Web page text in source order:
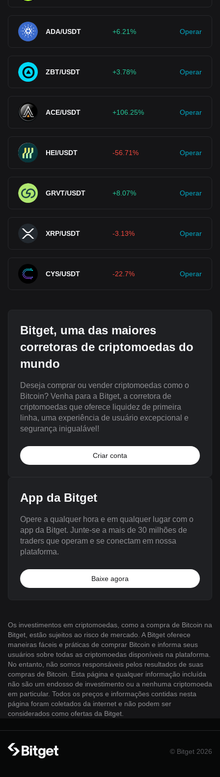
ADA/USDT +6.21% Operar
ZBT/USDT +3.78% Operar
ACE/USDT +106.25% Operar
HEI/USDT -56.71% Operar
GRVT/USDT +8.07% Operar
XRP/USDT -3.13% Operar
CYS/USDT -22.7% Operar
Bitget, uma das maiores
corretoras de criptomoedas do
mundo
Deseja comprar ou vender criptomoedas como o
Bitcoin? Venha para a Bitget, a corretora de
criptomoedas que oferece liquidez de primeira
linha, uma experiência de usuário excepcional e
segurança inigualável!
Criar conta
App da Bitget
Opere a qualquer hora e em qualquer lugar com o
app da Bitget. Junte-se a mais de 30 milhões de
traders que operam e se conectam em nossa
plataforma.
Baixe agora
Os investimentos em criptomoedas, como a compra de Bitcoin na
Bitget, estão sujeitos ao risco de mercado. A Bitget oferece
maneiras fáceis e práticas de comprar Bitcoin e informa seus
usuários sobre todas as criptomoedas disponíveis na plataforma.
No entanto, não somos responsáveis ​​pelos resultados de suas
compras de Bitcoin. Esta página e qualquer informação incluída
não são um endosso de investimento ou a nenhuma criptomoeda
em particular. Todos os preços e informações contidas nesta
página foram coletados da internet e não podem ser
considerados como ofertas da Bitget.
© Bitget 2026